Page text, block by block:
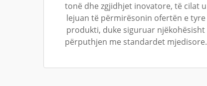
tonë dhe zgjidhjet inovatore, të cilat u
lejuan të përmirësonin ofertën e tyre
produkti, duke siguruar njëkohësisht
përputhjen me standardet mjedisore.